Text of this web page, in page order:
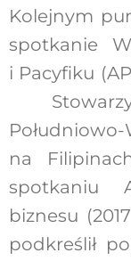
Kolejnym
spotkanie
i Pacyfiku
na
spotkaniu
biznesu
podkreślił